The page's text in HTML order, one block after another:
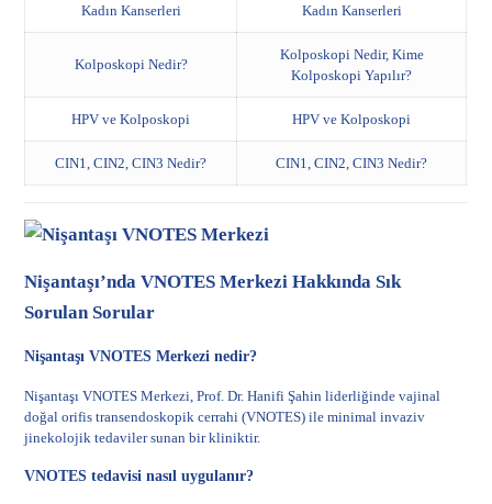
Kadın Kanserleri Kadın Kanserleri
Kolposkopi Nedir?
Kolposkopi Nedir, Kime
Kolposkopi Yapılır?
HPV ve Kolposkopi HPV ve Kolposkopi
CIN1, CIN2, CIN3 Nedir? CIN1, CIN2, CIN3 Nedir?
Nişantaşı’nda VNOTES Merkezi Hakkında Sık
Sorulan Sorular
Nişantaşı VNOTES Merkezi nedir?
Nişantaşı VNOTES Merkezi,Prof. Dr. Hanifi Şahin liderliğinde vajinal
doğal orifis transendoskopik cerrahi (VNOTES) ile minimal invaziv
jinekolojik tedaviler sunan bir kliniktir.
VNOTES tedavisi nasıl uygulanır?